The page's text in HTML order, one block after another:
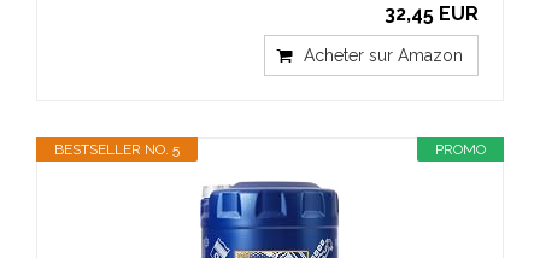
32,45 EUR
Acheter sur Amazon
PROMO
BESTSELLER NO. 5